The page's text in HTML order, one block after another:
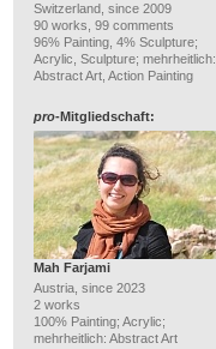
Switzerland, since 2009
90 works, 99 comments
96% Painting, 4% Sculpture;
Acrylic, Sculpture; mehrheitlich:
Abstract Art, Action Painting
pro-Mitgliedschaft:
Mah Farjami
Austria, since 2023
2 works
100% Painting; Acrylic;
mehrheitlich: Abstract Art